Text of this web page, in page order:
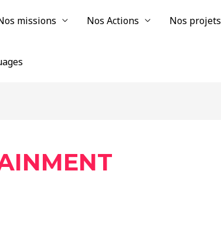
missions Nos Actions Nos projets